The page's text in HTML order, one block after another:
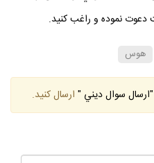
نموده و راغب كنيد.
هوس
"ارسال سوال ديني " ارسال كنيد.